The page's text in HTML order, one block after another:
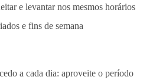
e levantar nos mesmos horários
e fins de semana